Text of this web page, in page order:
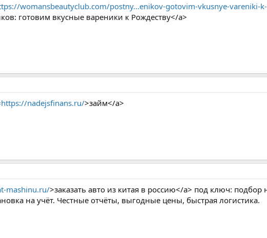
womansbeautyclub.com/postny...enikov-gotovim-vkusnye-vareniki-
готовим вкусные вареники к Рождеству</a>
https://nadejsfinans.ru/>займ</a>
mashinu.ru/>заказать авто из китая в россию</a> под ключ: подбор
на учёт. Честные отчёты, выгодные цены, быстрая логистика.